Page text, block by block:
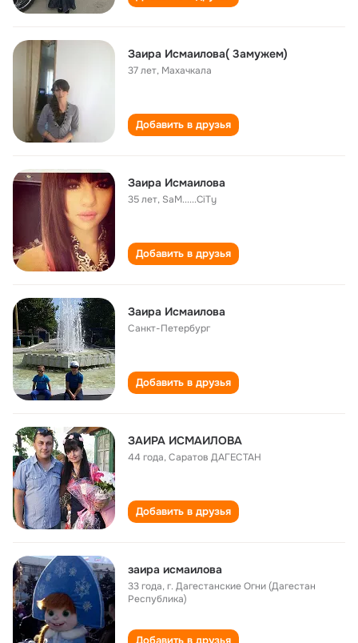
Заира Исмаилова( 3aмужем)
37 лет, Махачкала
Добавить в друзья
Заира Исмаилова
35 лет, SaM......CiTy
Добавить в друзья
Заира Исмаилова
Санкт-Петербург
Добавить в друзья
ЗАИРА ИСМАИЛОВА
44 года,Саратов ДАГЕСТАН
Добавить в друзья
заира исмаилова
33 года,г. Дагестанские Огни (Дагестан
Республика)
Добавить в друзья